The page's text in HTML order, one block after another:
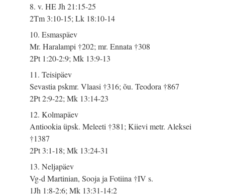
8. v. HE Jh 21:15-25
2Tm 3:10-15; Lk 18:10-14
10. Esmaspäev
Mr. Haralampi †202; mr. Ennata †308
2Pt 1:20-2:9; Mk 13:9-13
11. Teisipäev
Sevastia pskmr. Vlaasi †316; õu. Teodora †867
2Pt 2:9-22; Mk 13:14-23
12. Kolmapäev
Antiookia üpsk. Meleeti †381; Kiievi metr. Aleksei
†1387
2Pt 3:1-18; Mk 13:24-31
13. Neljapäev
Vg-d Martinian, Sooja ja Fotiina †IV s.
1Jh 1:8-2:6; Mk 13:31-14:2